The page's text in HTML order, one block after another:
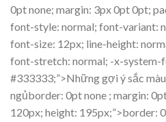
0pt none; margin: 3px 0pt 0pt;
font-style: normal; font-variant:
font-size: 12px; line-height:
font-stretch: normal; -x-system-
#333333;”>Những gợi ý sắc
ngủborder: 0pt none ; margin:
120px; height: 195px;”>border: